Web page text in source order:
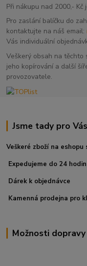
Při nákupu nad 2000,-
Pro zaslání balíčku do
kontaktujte na náš email:
Vás individuální
Veškerý obsah na těchto
jeho kopírování a další
provozovatele.
Jsme tady pro
Veškeré zboží na eshopu
Expedujeme do 24 hodin
Dárek k objednávce
Kamenná prodejna pro
Možnosti dopravy